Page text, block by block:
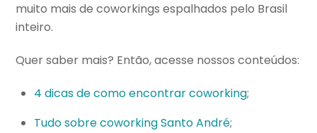
muito mais de coworkings espalhados pelo Brasil
inteiro.
Quer saber mais? Então, acesse nossos conteúdos:
4 dicas de como encontrar coworking;
Tudo sobre coworking Santo André;